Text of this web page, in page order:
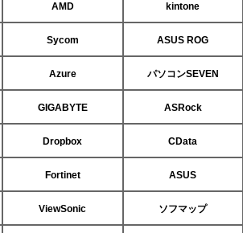
AMD kintone
Sycom ASUS ROG
Azure パソコンSEVEN
GIGABYTE ASRock
Dropbox CData
Fortinet ASUS
ViewSonic ソフマップ